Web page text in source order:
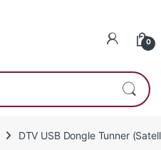
0
DTV USB Dongle Tunner